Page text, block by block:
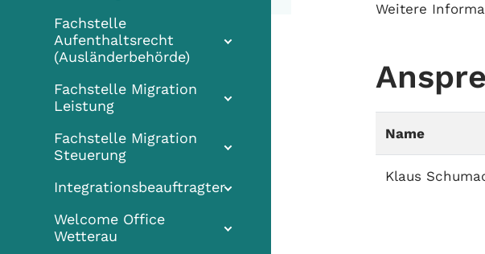
Fachstelle
Aufenthaltsrecht
(Ausländerbehörde)
Fachstelle Migration
Leistung
Fachstelle Migration
Steuerung
Integrationsbeauftragter
Welcome Office
Wetterau
Weitere
Name
Klaus